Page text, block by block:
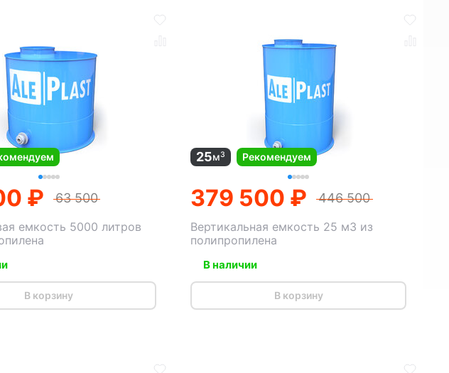
емкость 5000 литров
₽ 63 500
В корзину
Вертикальная емкость 25 м3 из
полипропилена
25м3 Рекомендуем
В наличии
379 500 ₽ 446 500
В корзину